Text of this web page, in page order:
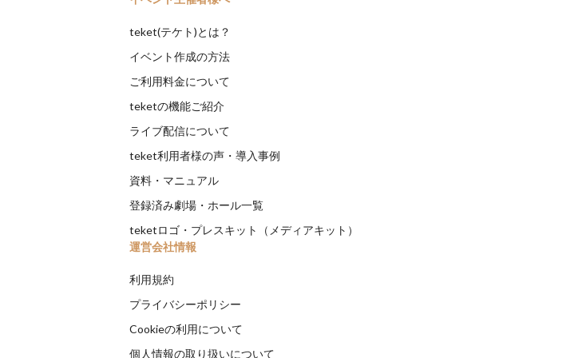
teket(テケト)とは？
イベント作成の方法
ご利用料金について
teketの機能ご紹介
ライブ配信について
teket利用者様の声・導入事例
資料・マニュアル
登録済み劇場・ホール一覧
teketロゴ・プレスキット（メディアキット）
運営会社情報
利用規約
プライバシーポリシー
Cookieの利用について
個人情報の取り扱いについて